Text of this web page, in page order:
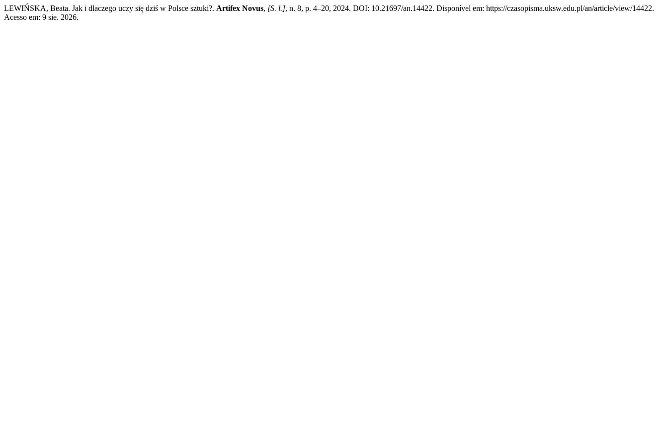
LEWIŃSKA, Beata. Jak i dlaczego uczy się dziś w Polsce sztuki?. Artifex Novus, [S. l.], n. 8, p. 4–20, 2024. DOI: 10.21697/an.14422. Disponível em: https://czasopisma.uksw.edu.pl/an/article/view/14422.
Acesso em: 9 sie. 2026.